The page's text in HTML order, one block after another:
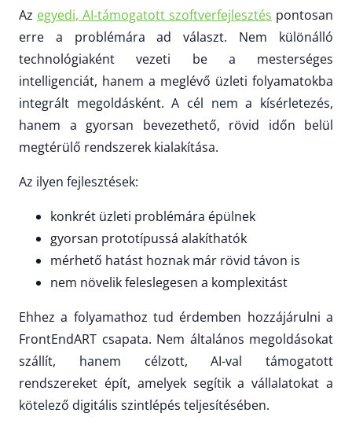
Az egyedi, AI-támogatott szoftverfejlesztés pontosan
erre a problémára ad választ. Nem különálló
technológiaként vezeti be a mesterséges
intelligenciát, hanem a meglévő üzleti folyamatokba
integrált megoldásként. A cél nem a kísérletezés,
hanem a gyorsan bevezethető, rövid időn belül
megtérülő rendszerek kialakítása.
Az ilyen fejlesztések:
konkrét üzleti problémára épülnek
gyorsan prototípussá alakíthatók
mérhető hatást hoznak már rövid távon is
nem növelik feleslegesen a komplexitást
Ehhez a folyamathoz tud érdemben hozzájárulni a
FrontEndART csapata. Nem általános megoldásokat
szállít, hanem célzott, AI-val támogatott
rendszereket épít, amelyek segítik a vállalatokat a
kötelező digitális szintlépés teljesítésében.